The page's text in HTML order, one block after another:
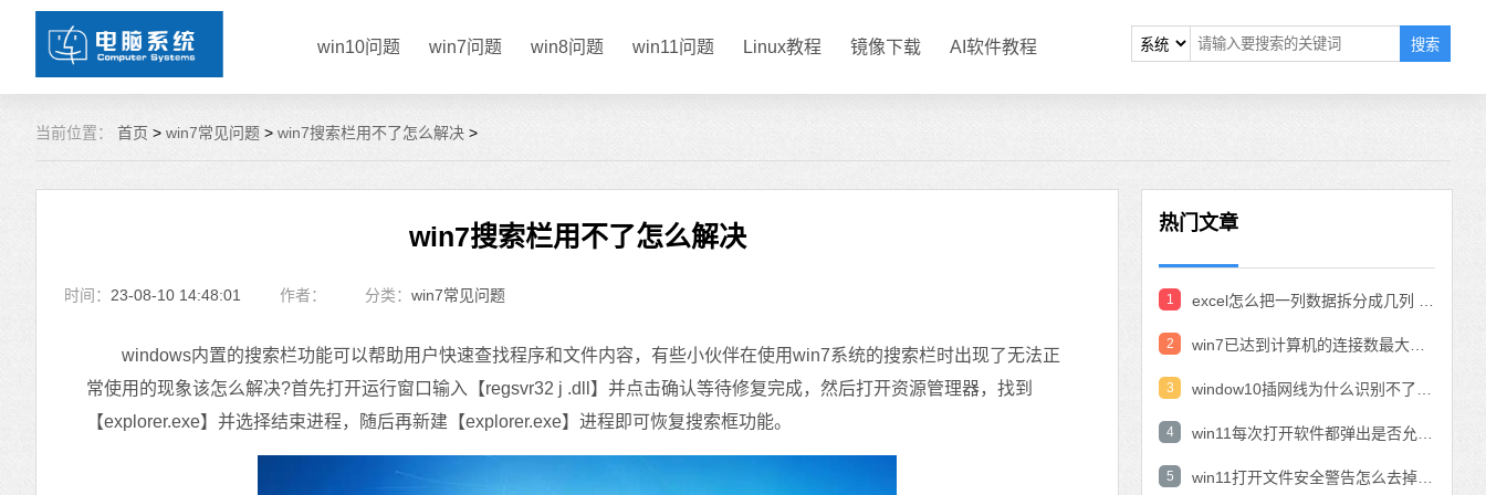
win10问题 win7问题 win8问题 win11问题 Linux教程 镜像下载 AI软件教程 搜索
当前位置： 首页 > win7常见问题 > win7搜索栏用不了怎么解决 >
win7搜索栏用不了怎么解决
时间： 23-08-10 14:48:01 作者： 分类： win7常见问题
windows内置的搜索栏功能可以帮助用户快速查找程序和文件内容，有些小伙伴在使用win7系统的搜索栏时出现了无法正
常使用的现象该怎么解决?首先打开运行窗口输入【regsvr32 j .dll】并点击确认等待修复完成，然后打开资源管理器，找到
【explorer.exe】并选择结束进程，随后再新建【explorer.exe】进程即可恢复搜索框功能。
热门文章
1
2
3
4
5